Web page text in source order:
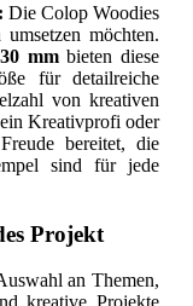
Die Colop Woodies
möchten.
mmbieten diese
für detailreiche
von kreativen
Kreativprofi oder
bereitet, die
sind für jede
Projekt
an Themen,